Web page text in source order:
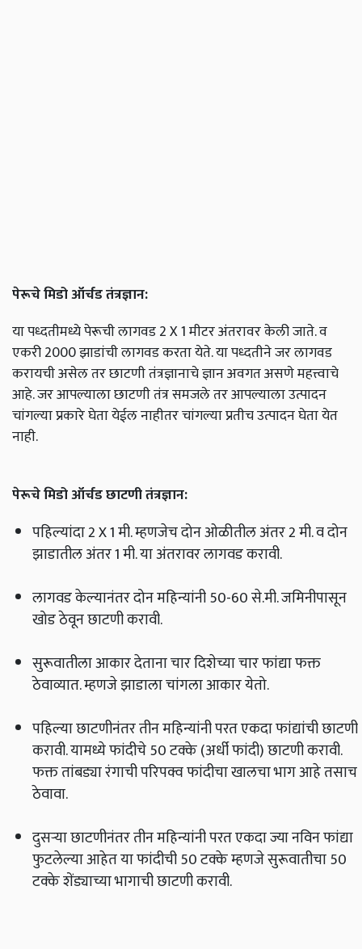
पेरूचे मिडो ऑर्चड तंत्रज्ञान:
या पध्दतीमध्ये पेरूची लागवड 2 X 1 मीटर अंतरावर केली जाते. व
एकरी 2000 झाडांची लागवड करता येते. या पध्दतीने जर लागवड
करायची असेल तर छाटणी तंत्रज्ञानाचे ज्ञान अवगत असणे महत्त्वाचे
आहे. जर आपल्याला छाटणी तंत्र समजले तर आपल्याला उत्पादन
चांगल्या प्रकारे घेता येईल नाहीतर चांगल्या प्रतीच उत्पादन घेता येत
नाही.
पेरूचे मिडो ऑर्चड छाटणी तंत्रज्ञान:
पहिल्यांदा 2 X 1 मी. म्हणजेच दोन ओळीतील अंतर 2 मी. व दोन
झाडातील अंतर 1 मी. या अंतरावर लागवड करावी.
लागवड केल्यानंतर दोन महिन्यांनी 50-60 से.मी. जमिनीपासून
खोड ठेवून छाटणी करावी.
सुरूवातीला आकार देताना चार दिशेच्या चार फांद्या फक्त
ठेवाव्यात. म्हणजे झाडाला चांगला आकार येतो.
पहिल्या छाटणीनंतर तीन महिन्यांनी परत एकदा फांद्यांची छाटणी
करावी. यामध्ये फांदीचे 50 टक्के (अर्धी फांदी) छाटणी करावी.
फक्त तांबड्या रंगाची परिपक्व फांदीचा खालचा भाग आहे तसाच
ठेवावा.
दुसऱ्या छाटणीनंतर तीन महिन्यांनी परत एकदा ज्या नविन फांद्या
फुटलेल्या आहेत या फांदीची 50 टक्के म्हणजे सुरूवातीचा 50
टक्के शेंड्याच्या भागाची छाटणी करावी.